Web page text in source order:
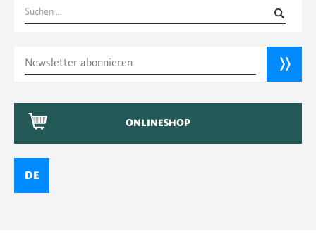
Suchen
nach:
ONLINESHOP
DE